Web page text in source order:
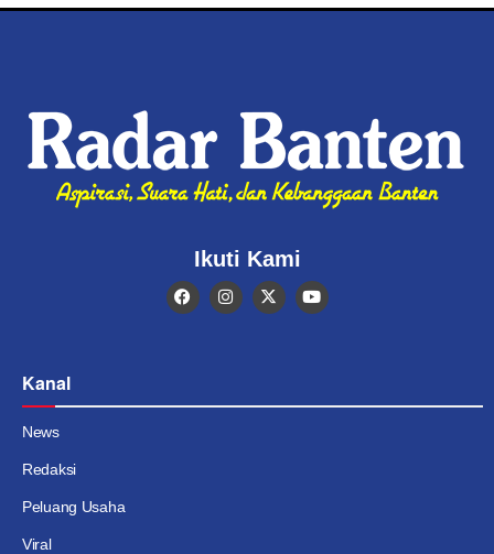
Ikuti Kami
Kanal
News
Redaksi
Peluang Usaha
Viral